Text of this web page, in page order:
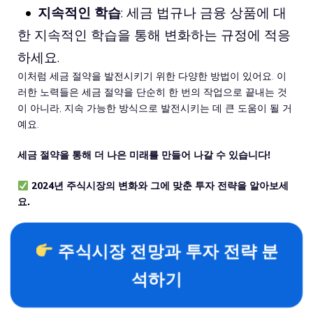
지속적인 학습: 세금 법규나 금융 상품에 대
한 지속적인 학습을 통해 변화하는 규정에 적응
하세요.
이처럼 세금 절약을 발전시키기 위한 다양한 방법이 있어요. 이
러한 노력들은 세금 절약을 단순히 한 번의 작업으로 끝내는 것
이 아니라, 지속 가능한 방식으로 발전시키는 데 큰 도움이 될 거
예요.
세금 절약을 통해 더 나은 미래를 만들어 나갈 수 있습니다!
2024년 주식시장의 변화와 그에 맞춘 투자 전략을 알아보세
요.
주식시장 전망과 투자 전략 분
석하기